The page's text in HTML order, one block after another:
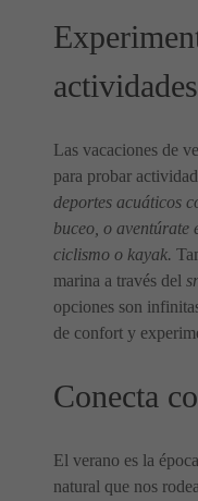
actividades
Las vacaciones de
para probar
deportes acuáticos
buceo, o aventúrate
ciclismo o kayak.
marina a través del
opciones son
de confort y
Conecta
El verano es la
natural que nos